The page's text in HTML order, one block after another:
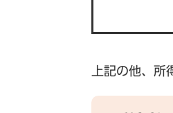
上記の他、